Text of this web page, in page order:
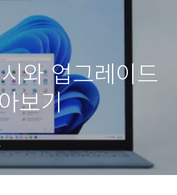
와 업그레이드
보기